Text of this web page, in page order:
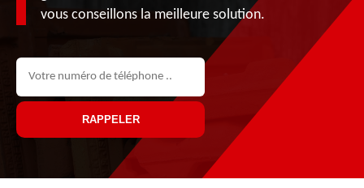
vous conseillons la meilleure solution.